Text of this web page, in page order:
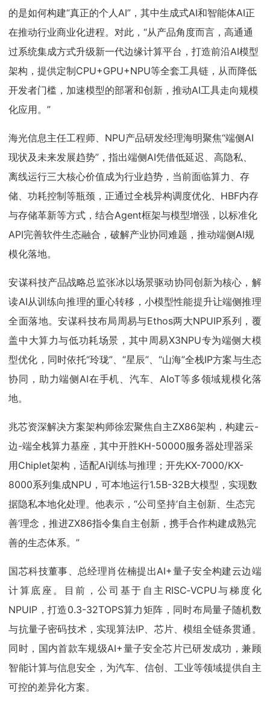
的是如何构建“真正的个人AI”，其中生成式AI和智能体AI正
在推动行业商业化进程。对此，“从产品角度而言，高通通
过系统集成方式升级新一代边缘计算平台，打造前沿AI模型
架构，提供定制CPU+GPU+NPU等全套工具链，从而降低
开发者门槛，加速模型的部署和创新，推动AI工具走向规模
化应用。”
海光信息主任工程师、NPU产品研发经理海明聚焦“端侧AI
现状及未来发展趋势”，指出端侧AI凭借低延迟、高隐私、
离线运行三大核心价值成为行业趋势，当前面临算力、存
储、功耗控制等瓶颈，正通过全栈异构调度优化、HBF内存
与存储革新等方式，结合Agent框架与模型增强，以标准化
API完善软件生态融合，破解产业协同难题，推动端侧AI规
模化落地。
安谋科技产品战略总监张冰以场景驱动协同创新为核心，解
读AI从训练向推理的重心转移，小模型性能提升让端侧推理
全面落地。安谋科技布局周易与Ethos两大NPUIP系列，覆
盖中大算力与低功耗场景，其中周易X3NPU专为端侧大模
型优化，同时依托“玲珑”、“星辰”、“山海”全栈IP方案与生态
协同，助力端侧AI在手机、汽车、AIoT等多领域规模化落
地。
兆芯资深解决方案架构师徐宏聚焦自主ZX86架构，构建云-
边-端全栈算力基座，其中开胜KH-50000服务器处理器采
用Chiplet架构，适配AI训练与推理；开先KX-7000/KX-
8000系列集成NPU，可本地运行1.5B-32B大模型，实现数
据隐私本地化处理。他表示，“公司坚持‘自主创新、生态完
善’理念，推进ZX86指令集自主创新，携手合作构建成熟完
善的生态体系。”
国芯科技董事、总经理肖佐楠提出AI+量子安全构建云边端
计算底座。目前，公司基于自主RISC‑VCPU与梯度化
NPUIP，打造0.3-32TOPS算力矩阵，同时布局量子随机数
与抗量子密码技术，实现算法IP、芯片、模组全链条贯通。
同时，国内首款车规级AI+量子安全芯片已研发成功，兼顾
智能计算与信息安全，为汽车、信创、工业等领域提供自主
可控的差异化方案。